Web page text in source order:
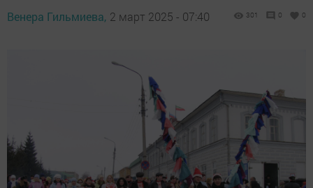
Венера Гильмиева, 2 март 2025 - 07:40 301 0 0